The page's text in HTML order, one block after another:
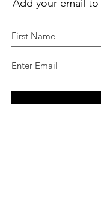
Add your email